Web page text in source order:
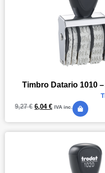
Timbro Datario 1010
9,27€ 6,04 € IVA inc.